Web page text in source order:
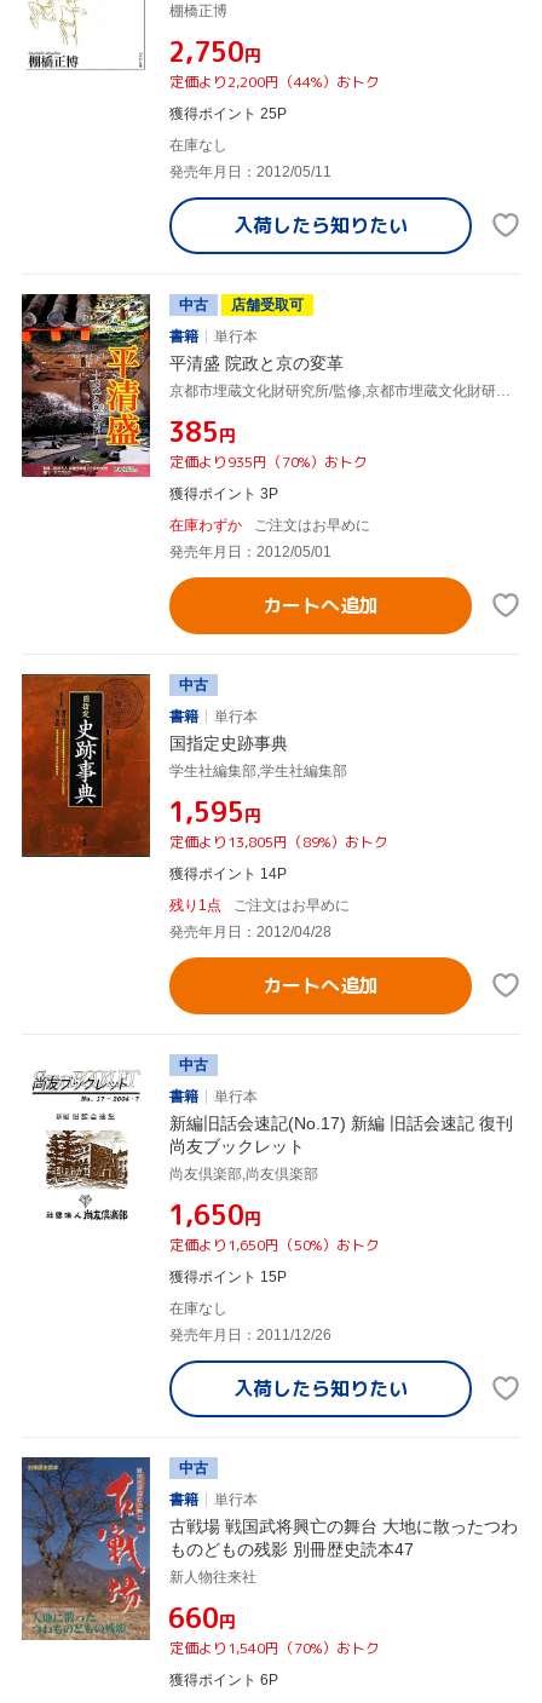
棚橋正博
¥2,750円
定価より2,200円（44%）おトク
獲得ポイント 25P
在庫なし
発売年月日：2012/05/11
入荷したら知りたい
中古
店舗受取可
書籍
単行本
平清盛 院政と京の変革
京都市埋蔵文化財研究所/監修,京都市埋蔵文化財研究所
¥385円
定価より935円（70%）おトク
獲得ポイント 3P
在庫わずか
ご注文はお早めに
発売年月日：2012/05/01
カートへ追加
中古
書籍
単行本
国指定史跡事典
学生社編集部,学生社編集部
¥1,595円
定価より13,805円（89%）おトク
獲得ポイント 14P
残り1点
ご注文はお早めに
発売年月日：2012/04/28
カートへ追加
中古
書籍
単行本
新編旧話会速記(No.17) 新編 旧話会速記 復刊
尚友ブックレット
尚友倶楽部,尚友倶楽部
¥1,650円
定価より1,650円（50%）おトク
獲得ポイント 15P
在庫なし
発売年月日：2011/12/26
入荷したら知りたい
中古
書籍
単行本
古戦場 戦国武将興亡の舞台 大地に散ったつわ
ものどもの残影 別冊歴史読本47
新人物往来社
¥660円
定価より1,540円（70%）おトク
獲得ポイント 6P